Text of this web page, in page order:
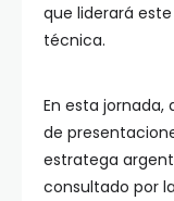
que liderará
técnica.
En esta
de
estratega
consultado por